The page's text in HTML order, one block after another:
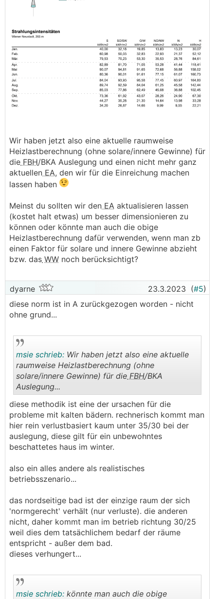
Wir haben jetzt also eine aktuelle raumweise
Heizlastberechnung (ohne solare/innere Gewinne) für
die FBH/BKA Auslegung und einen nicht mehr ganz
aktuellen EA, den wir für die Einreichung machen
lassen haben
Meinst du sollten wir den EA aktualisieren lassen
(kostet halt etwas) um besser dimensionieren zu
können oder könnte man auch die obige
Heizlastberechnung dafür verwenden, wenn man zb
einen Faktor für solare und innere Gewinne abzieht
bzw. das WW noch berücksichtigt?
dyarne 23.3.2023 (#5)
diese norm ist in A zurückgezogen worden - nicht
ohne grund...
..
msie schrieb: Wir haben jetzt also eine aktuelle
raumweise Heizlastberechnung (ohne
solare/innere Gewinne) für die FBH/BKA
Auslegung...
diese methodik ist eine der ursachen für die
probleme mit kalten bädern. rechnerisch kommt man
hier rein verlustbasiert kaum unter 35/30 bei der
auslegung, diese gilt für ein unbewohntes
beschattetes haus im winter.
also ein alles andere als realistisches
betriebsszenario...
das nordseitige bad ist der einzige raum der sich
'normgerecht' verhält (nur verluste). die anderen
nicht, daher kommt man im betrieb richtung 30/25
weil dies dem tatsächlichem bedarf der räume
entspricht - außer dem bad.
dieses verhungert...
msie schrieb: könnte man auch die obige